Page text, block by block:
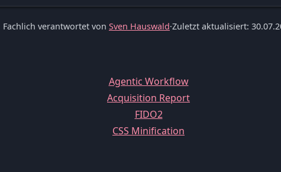
Fachlich verantwortet von Sven Hauswald·Zuletzt aktualisiert:
Agentic Workflow
Acquisition Report
FIDO2
CSS Minification